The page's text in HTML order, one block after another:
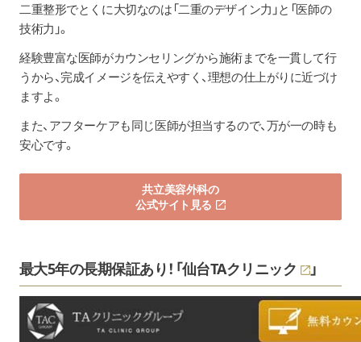
二重整形でとくに大切なのは「二重のデザイン力」と「医師の
技術力」。
経験豊富な医師がカウンセリングから施術までを一貫して行
うから、完成イメージを伝えやすく、理想の仕上がりに近づけ
ますよ。
また、アフターケアも同じ医師が担当するので、万が一の時も
安心です。
共立美容外科の
公式サイト見る
最大5年の長期保証あり！「仙台TAクリニック 」